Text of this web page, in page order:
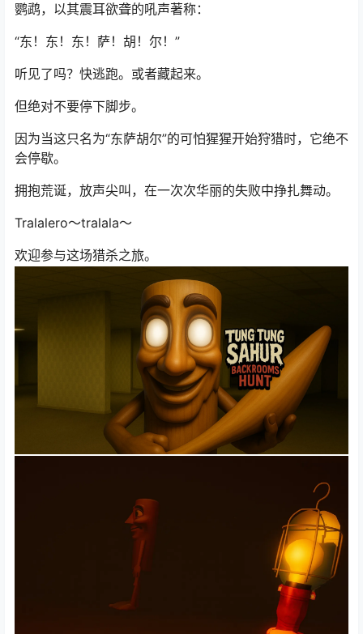
鹦鹉，以其震耳欲聋的吼声著称：
“东！东！东！萨！胡！尔！”
听见了吗？快逃跑。或者藏起来。
但绝对不要停下脚步。
因为当这只名为“东萨胡尔”的可怕猩猩开始狩猎时，它绝不
会停歇。
拥抱荒诞，放声尖叫，在一次次华丽的失败中挣扎舞动。
Tralalero～tralala～
欢迎参与这场猎杀之旅。